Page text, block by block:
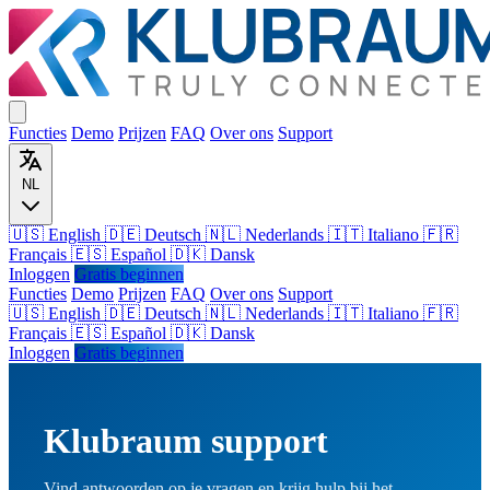
Functies Demo Prijzen FAQ Over ons Support
NL
🇺🇸 English 🇩🇪 Deutsch 🇳🇱 Nederlands 🇮🇹 Italiano 🇫🇷
Français 🇪🇸 Español 🇩🇰 Dansk
Inloggen Gratis beginnen
Functies Demo Prijzen FAQ Over ons Support
🇺🇸 English 🇩🇪 Deutsch 🇳🇱 Nederlands 🇮🇹 Italiano 🇫🇷
Français 🇪🇸 Español 🇩🇰 Dansk
Inloggen Gratis beginnen
Klubraum support